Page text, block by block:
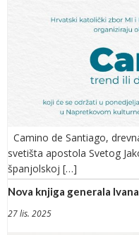
Camino de Santiago,
svetišta apostola Svetog
španjolskoj […]
Nova knjiga generala
27 lis. 2025